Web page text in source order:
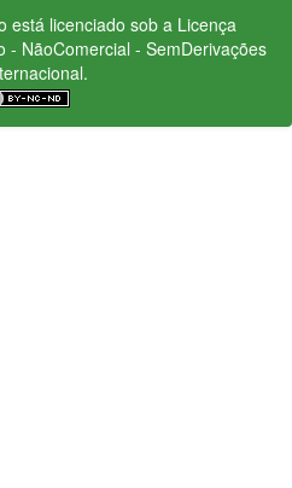
está licenciado sob a Licença
- NãoComercial - SemDerivações